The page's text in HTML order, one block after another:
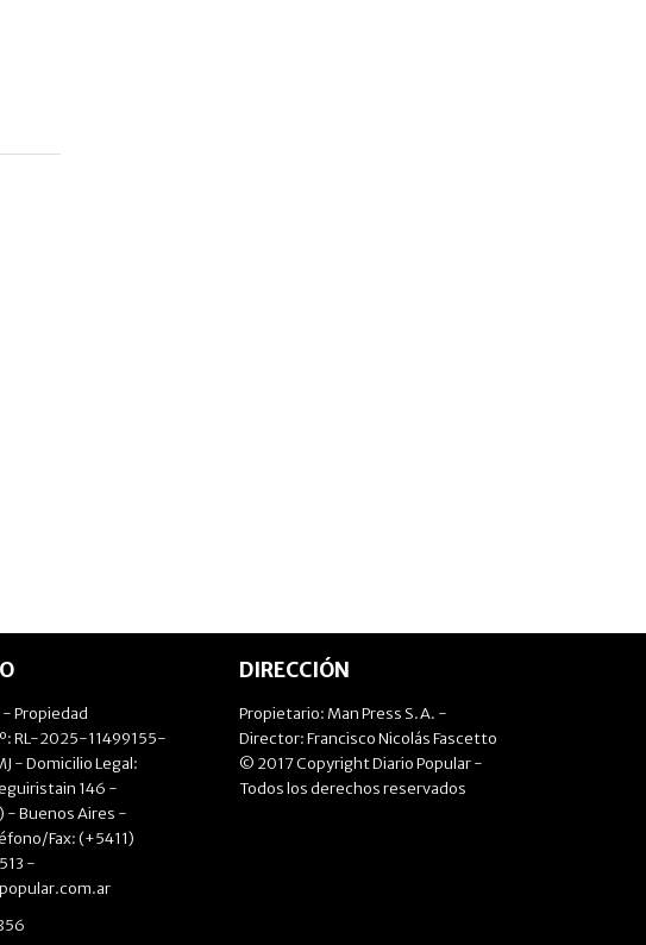
Propiedad
RL-2025-11499155-
- Domicilio Legal:
146 -
- Buenos Aires -
Fax: (+5411)
-
DIRECCIÓN
Propietario: Man Press S.A. -
Director: Francisco Nicolás Fascetto
© 2017 Copyright Diario Popular -
Todos los derechos reservados